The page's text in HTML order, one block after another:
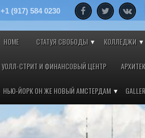
+1 (917) 584 0230
HOME СТАТУЯ СВОБОДЫ КОЛЛЕДЖИ
УОЛЛ-СТРИТ И ФИНАНСОВЫЙ ЦЕНТР
НЬЮ-ЙОРК ОН ЖЕ НОВЫЙ АМСТЕРДАМ